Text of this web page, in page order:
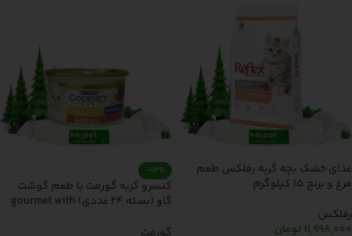
غذای خشک بچه گربه رفلکس طعم
مرغ و برنج 15 کیلوگرم
رفلکس
11,998,000 تومان
-13%
کنسرو گربه گورمت با طعم گوشت
گاو (بسته 24 عددی) gourmet with